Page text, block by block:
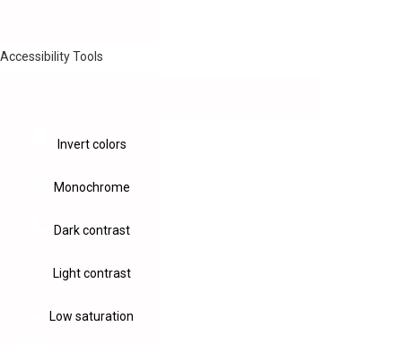
Accessibility Tools
Invert colors
Monochrome
Dark contrast
Light contrast
Low saturation